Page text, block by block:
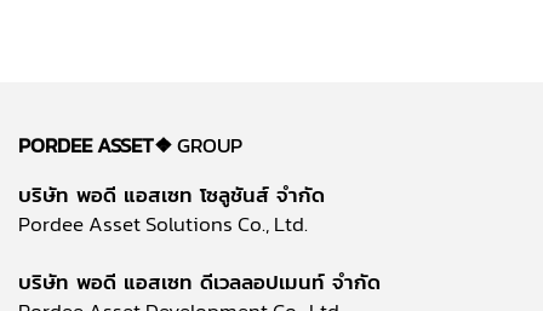
PORDEE ASSET❖GROUP
บริษัท พอดี แอสเซท โซลูชันส์ จำกัด
Pordee Asset Solutions Co., Ltd.
บริษัท พอดี แอสเซท ดีเวลลอปเมนท์ จำกัด